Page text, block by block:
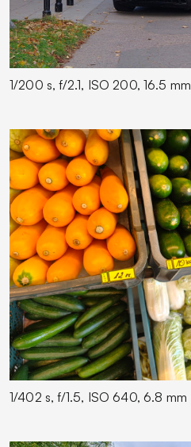
1/200 s, f/2.1, ISO 200, 16.5 mm
1/402 s, f/1.5, ISO 640, 6.8 mm